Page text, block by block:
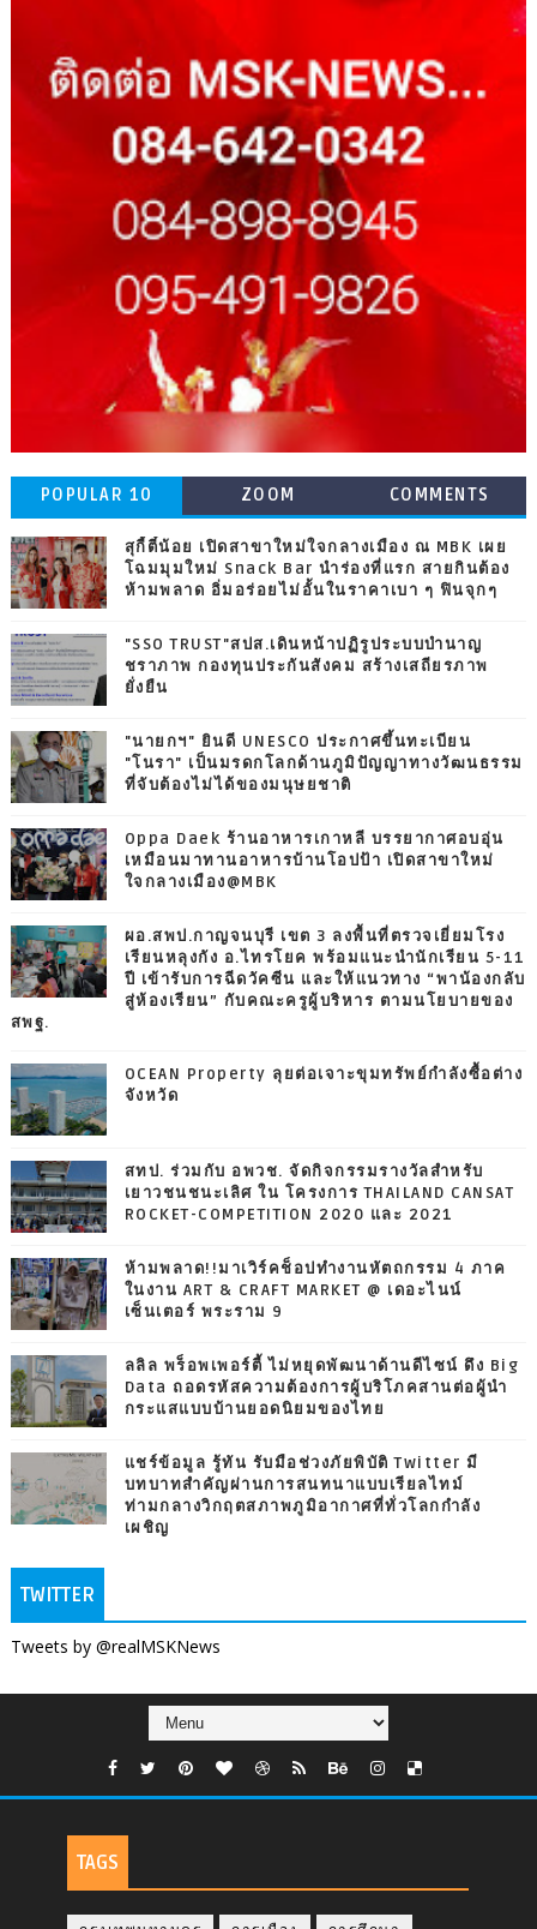
POPULAR 10 ZOOM COMMENTS
สุกี้ตี๋น้อย เปิดสาขาใหม่ใจกลางเมือง ณ MBK เผย
โฉมมุมใหม่ Snack Bar นำร่องที่แรก สายกินต้อง
ห้ามพลาด อิ่มอร่อยไม่อั้นในราคาเบา ๆ ฟินจุกๆ
"SSO TRUST"สปส.เดินหน้าปฏิรูประบบบำนาญ
ชราภาพ กองทุนประกันสังคม สร้างเสถียรภาพ
ยั่งยืน
"นายกฯ" ยินดี UNESCO ประกาศขึ้นทะเบียน
"โนรา" เป็นมรดกโลกด้านภูมิปัญญาทางวัฒนธรรม
ที่จับต้องไม่ได้ของมนุษยชาติ
Oppa Daek ร้านอาหารเกาหลี บรรยากาศอบอุ่น
เหมือนมาทานอาหารบ้านโอปป้า เปิดสาขาใหม่
ใจกลางเมือง@MBK
ผอ.สพป.กาญจนบุรี เขต 3 ลงพื้นที่ตรวจเยี่ยมโรง
เรียนหลุงกัง อ.ไทรโยค พร้อมแนะนำนักเรียน 5-11
ปี เข้ารับการฉีดวัคซีน และให้แนวทาง “พาน้องกลับ
สู่ห้องเรียน” กับคณะครูผู้บริหาร ตามนโยบายของ
สพฐ.
OCEAN Property ลุยต่อเจาะขุมทรัพย์กำลังซื้อต่าง
จังหวัด
สทป. ร่วมกับ อพวช. จัดกิจกรรมรางวัลสำหรับ
เยาวชนชนะเลิศ ใน โครงการ THAILAND CANSAT
ROCKET-COMPETITION 2020 และ 2021
ห้ามพลาด!!มาเวิร์คช็อปทำงานหัตถกรรม 4 ภาค
ในงาน ART & CRAFT MARKET @ เดอะไนน์
เซ็นเตอร์ พระราม 9
ลลิล พร็อพเพอร์ตี้ ไม่หยุดพัฒนาด้านดีไซน์ ดึง Big
Data ถอดรหัสความต้องการผู้บริโภคสานต่อผู้นำ
กระแสแบบบ้านยอดนิยมของไทย
แชร์ข้อมูล รู้ทัน รับมือช่วงภัยพิบัติ Twitter มี
บทบาทสำคัญผ่านการสนทนาแบบเรียลไทม์
ท่ามกลางวิกฤตสภาพภูมิอากาศที่ทั่วโลกกำลัง
เผชิญ
TWITTER
Tweets by @realMSKNews
TAGS